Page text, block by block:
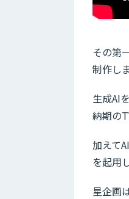
その第
制作し
生成AI
納期の
加えて
を起用
星企画